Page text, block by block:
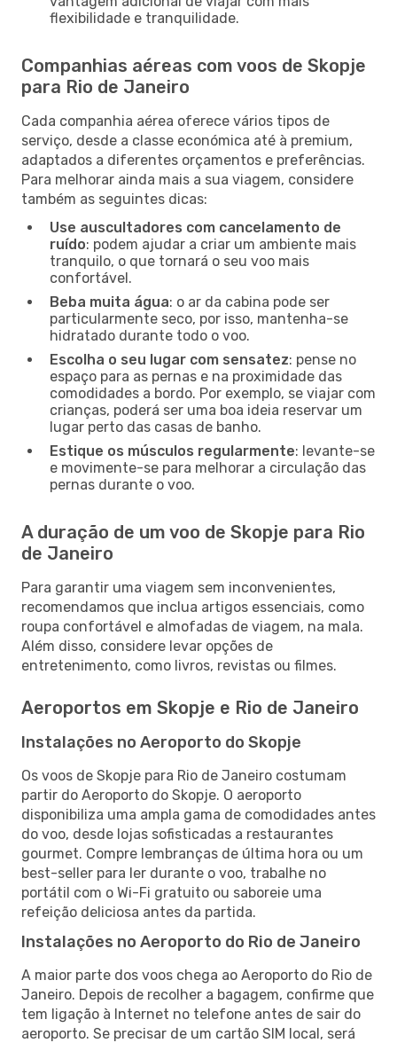
flexibilidade e tranquilidade.
Companhias aéreas com voos de Skopje
para Rio de Janeiro
Cada companhia aérea oferece vários tipos de
serviço, desde a classe económica até à premium,
adaptados a diferentes orçamentos e preferências.
Para melhorar ainda mais a sua viagem, considere
também as seguintes dicas:
Use auscultadores com cancelamento de
ruído: podem ajudar a criar um ambiente mais
tranquilo, o que tornará o seu voo mais
confortável.
Beba muita água: o ar da cabina pode ser
particularmente seco, por isso, mantenha-se
hidratado durante todo o voo.
Escolha o seu lugar com sensatez: pense no
espaço para as pernas e na proximidade das
comodidades a bordo. Por exemplo, se viajar com
crianças, poderá ser uma boa ideia reservar um
lugar perto das casas de banho.
Estique os músculos regularmente: levante-se
e movimente-se para melhorar a circulação das
pernas durante o voo.
A duração de um voo de Skopje para Rio
de Janeiro
Para garantir uma viagem sem inconvenientes,
recomendamos que inclua artigos essenciais, como
roupa confortável e almofadas de viagem, na mala.
Além disso, considere levar opções de
entretenimento, como livros, revistas ou filmes.
Aeroportos em Skopje e Rio de Janeiro
Instalações no Aeroporto do Skopje
Os voos de Skopje para Rio de Janeiro costumam
partir do Aeroporto do Skopje. O aeroporto
disponibiliza uma ampla gama de comodidades antes
do voo, desde lojas sofisticadas a restaurantes
gourmet. Compre lembranças de última hora ou um
best-seller para ler durante o voo, trabalhe no
portátil com o Wi-Fi gratuito ou saboreie uma
refeição deliciosa antes da partida.
Instalações no Aeroporto do Rio de Janeiro
A maior parte dos voos chega ao Aeroporto do Rio de
Janeiro. Depois de recolher a bagagem, confirme que
tem ligação à Internet no telefone antes de sair do
aeroporto. Se precisar de um cartão SIM local, será